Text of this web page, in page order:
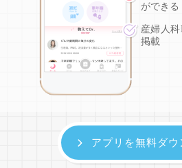
ができる
産婦人
掲載
アプリを無料ダウ